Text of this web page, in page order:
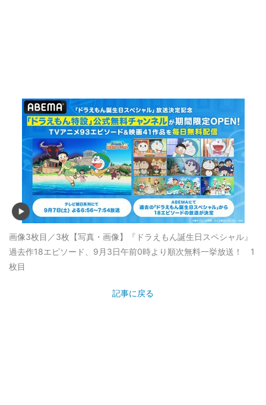
画像3枚目／3枚 【写真・画像】『ドラえもん誕生日スペシャル』
過去作18エピソード、9月3日午前0時より順次無料一挙放送！ 1
枚目
記事に戻る